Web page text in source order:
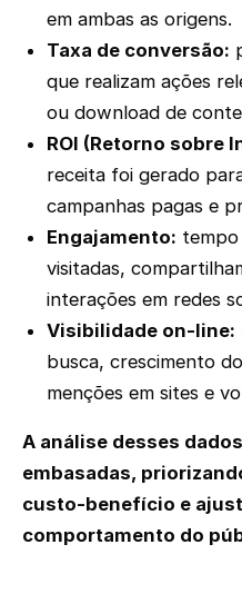
em ambas as origens.
Taxa de conversão:
que realizam ações
ou download de
ROI (Retorno sobre
receita foi gerado
campanhas pagas e
Engajamento: tempo
visitadas,
interações em redes
Visibilidade on-line:
busca, crescimento
menções em sites e
A análise desses
embasadas,
custo-benefício e
comportamento do